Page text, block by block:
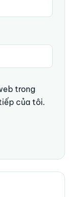
trong
của tôi.